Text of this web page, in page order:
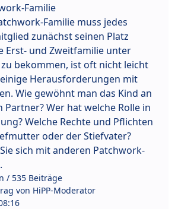
Familie
Familie muss jedes
zunächst seinen Platz
Erst- und Zweitfamilie unter
bekommen, ist oft nicht leicht
Herausforderungen mit
Wie gewöhnt man das Kind an
Partner? Wer hat welche Rolle in
Welche Rechte und Pflichten
oder der Stiefvater?
sich mit anderen Patchwork-
/ 535 Beiträge
von HiPP-Moderator